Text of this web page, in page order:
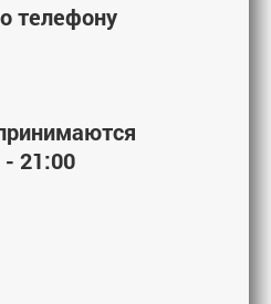
телефону
21:00